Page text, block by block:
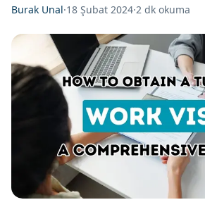
Burak Unal·18 Şubat 2024·2 dk okuma